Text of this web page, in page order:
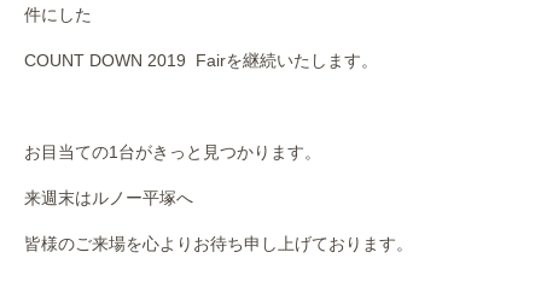
件にした
COUNT DOWN 2019 Fairを継続いたします。
お目当ての1台がきっと見つかります。
来週末はルノー平塚へ
皆様のご来場を心よりお待ち申し上げております。